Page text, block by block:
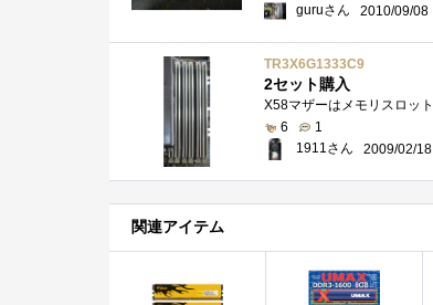
guruさん
2010/09/08
TR3X6G1333C9
2セット購入
6
1
1911さん
2009/02/18
関連アイテム